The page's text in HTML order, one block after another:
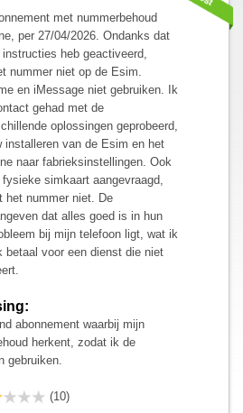
met nummerbehoud
per 27/04/2026. Ondanks dat
heb geactiveerd,
nummer niet op de Esim.
en iMessage niet gebruiken. Ik
gehad met de
oplossingen geprobeerd,
installeren van de Esim en het
naar fabrieksinstellingen. Ook
simkaart aangevraagd,
het nummer niet. De
dat alles goed is in hun
bij mijn telefoon ligt, wat ik
betaal voor een dienst die niet
abonnement waarbij mijn
herkent, zodat ik de
gebruiken.
(10)